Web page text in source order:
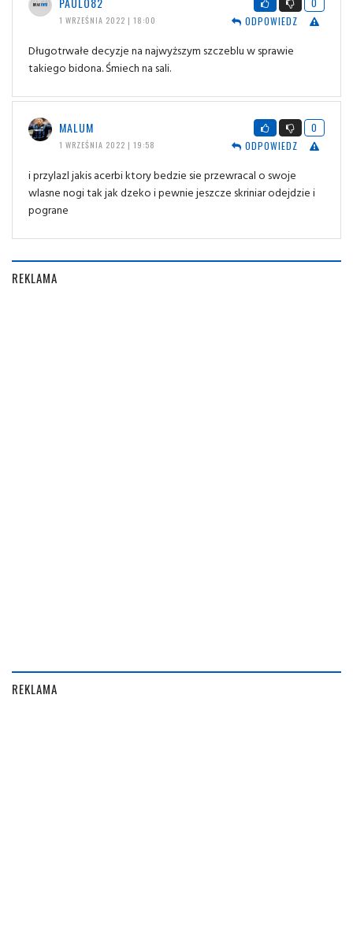
1 WRZEŚNIA 2022 | 18:00
ODPOWIEDZ
Długotrwałe decyzje na najwyższym szczeblu w sprawie
takiego bidona. Śmiech na sali.
MALUM
1 WRZEŚNIA 2022 | 19:58
0
ODPOWIEDZ
i przylazl jakis acerbi ktory bedzie sie przewracal o swoje
wlasne nogi tak jak dzeko i pewnie jeszcze skriniar odejdzie i
pograne
REKLAMA
REKLAMA